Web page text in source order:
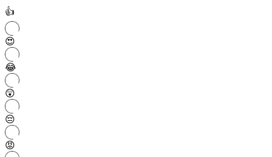
👍
😍
😂
😲
😔
😡